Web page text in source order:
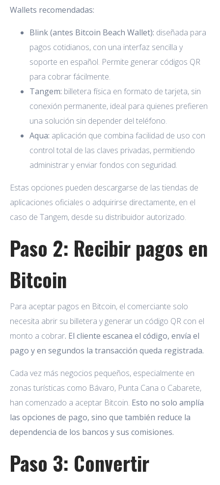
Wallets recomendadas:
Blink (antes Bitcoin Beach Wallet): diseñada para
pagos cotidianos, con una interfaz sencilla y
soporte en español. Permite generar códigos QR
para cobrar fácilmente.
Tangem: billetera física en formato de tarjeta, sin
conexión permanente, ideal para quienes prefieren
una solución sin depender del teléfono.
Aqua: aplicación que combina facilidad de uso con
control total de las claves privadas, permitiendo
administrar y enviar fondos con seguridad.
Estas opciones pueden descargarse de las tiendas de
aplicaciones oficiales o adquirirse directamente, en el
caso de Tangem, desde su distribuidor autorizado.
Paso 2: Recibir pagos en
Bitcoin
Para aceptar pagos en Bitcoin, el comerciante solo
necesita abrir su billetera y generar un código QR con el
monto a cobrar. El cliente escanea el código, envía el
pago y en segundos la transacción queda registrada.
Cada vez más negocios pequeños, especialmente en
zonas turísticas como Bávaro, Punta Cana o Cabarete,
han comenzado a aceptar Bitcoin. Esto no solo amplía
las opciones de pago, sino que también reduce la
dependencia de los bancos y sus comisiones.
Paso 3: Convertir